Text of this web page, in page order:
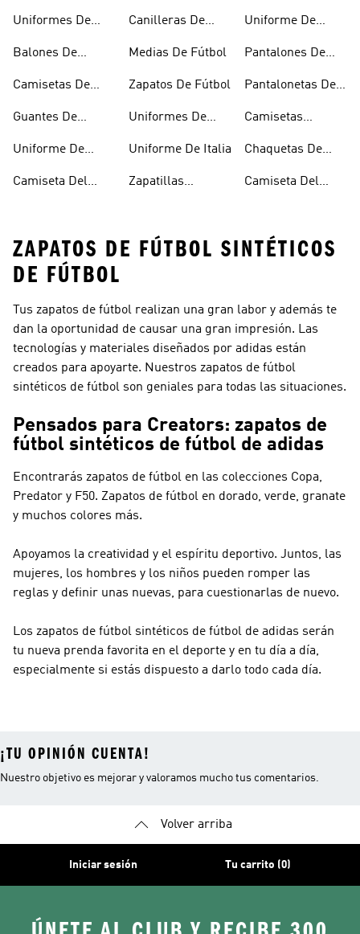
Uniformes De
Balones De
Camisetas De
Guantes De
Uniforme De
Camiseta Del
Canilleras De
Medias De Fútbol
Zapatos De Fútbol
Uniformes De
Uniforme De Italia
Zapatillas
Uniforme De
Pantalones De
Pantalonetas De
Camisetas
Chaquetas De
Camiseta Del
ZAPATOS DE FÚTBOL SINTÉTICOS
DE FÚTBOL
Tus zapatos de fútbol realizan una gran labor y además te
dan la oportunidad de causar una gran impresión. Las
tecnologías y materiales diseñados por adidas están
creados para apoyarte. Nuestros zapatos de fútbol
sintéticos de fútbol son geniales para todas las situaciones.
Pensados para Creators: zapatos de
fútbol sintéticos de fútbol de adidas
Encontrarás zapatos de fútbol en las colecciones Copa,
Predator y F50. Zapatos de fútbol en dorado, verde, granate
y muchos colores más.
Apoyamos la creatividad y el espíritu deportivo. Juntos, las
mujeres, los hombres y los niños pueden romper las
reglas y definir unas nuevas, para cuestionarlas de nuevo.
Los zapatos de fútbol sintéticos de fútbol de adidas serán
tu nueva prenda favorita en el deporte y en tu día a día,
especialmente si estás dispuesto a darlo todo cada día.
¡TU OPINIÓN CUENTA!
Nuestro objetivo es mejorar y valoramos mucho tus comentarios.
Volver arriba
Iniciar sesión Tu carrito (0)